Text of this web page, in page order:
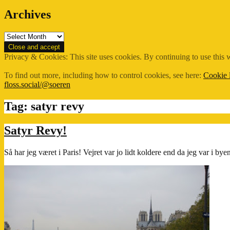
Archives
Archives
Privacy & Cookies: This site uses cookies. By continuing to use this
To find out more, including how to control cookies, see here: Cookie
floss.social/@soeren
Tag: satyr revy
Satyr Revy!
Så har jeg været i Paris! Vejret var jo lidt koldere end da jeg var i